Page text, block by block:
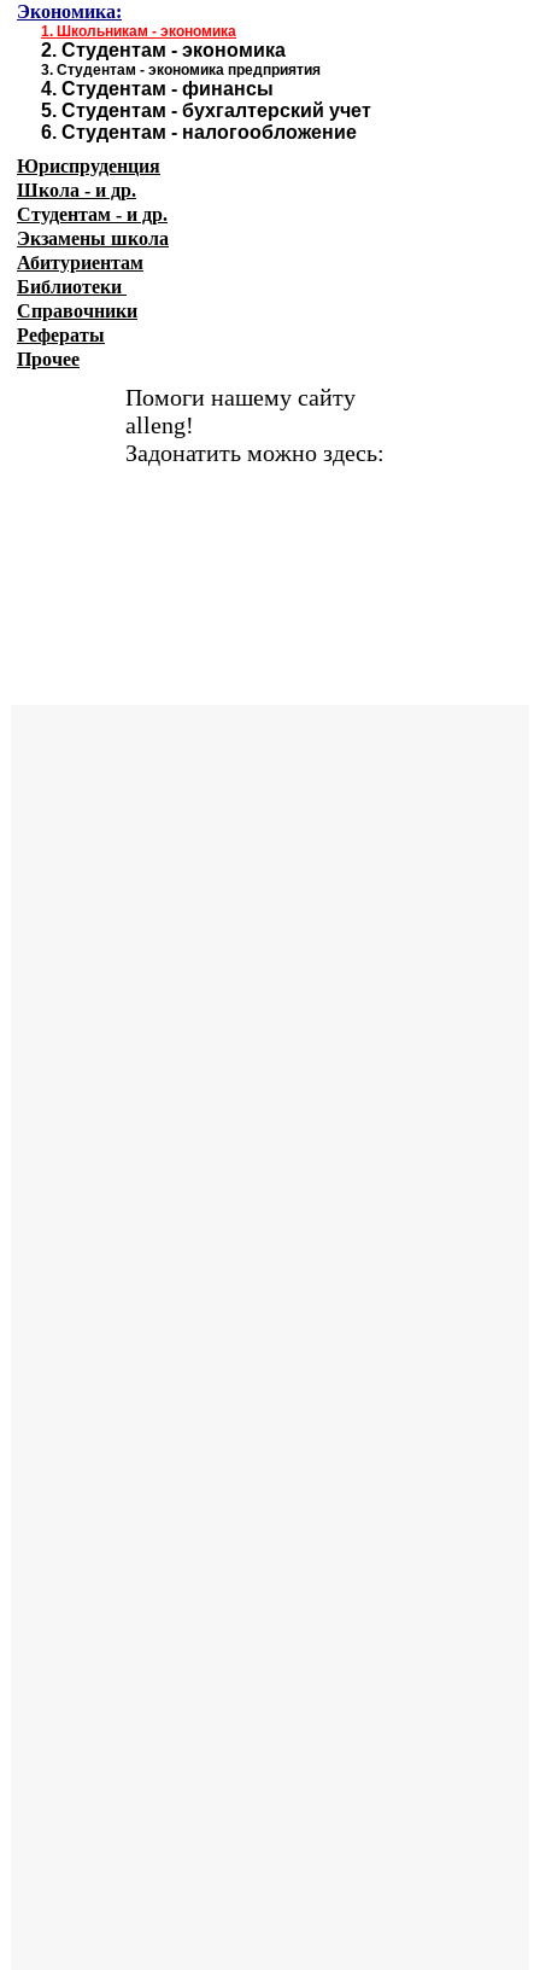
Экономика:
1. Школьникам - экономика
2. Студентам - экономика
3. Студентам - экономика предприятия
4. Студентам - финансы
5. Студентам - бухгалтерский учет
6. Студентам - налогообложение
Юриспруденция
Школа - и др.
Студентам - и др.
Экзамены школа
Абитуриентам
Библиотеки
Справочники
Рефераты
Прочее
Помоги нашему сайту
alleng!
Задонатить можно здесь: